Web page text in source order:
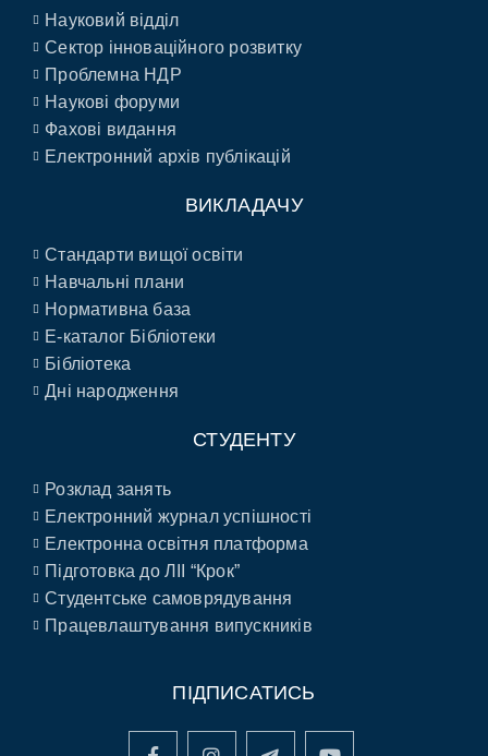
Науковий відділ
Сектор інноваційного розвитку
Проблемна НДР
Наукові форуми
Фахові видання
Електронний архів публікацій
ВИКЛАДАЧУ
Стандарти вищої освіти
Навчальні плани
Нормативна база
E-каталог Бібліотеки
Бібліотека
Дні народження
СТУДЕНТУ
Розклад занять
Електронний журнал успішності
Електронна освітня платформа
Підготовка до ЛІІ “Крок”
Студентське самоврядування
Працевлаштування випускників
ПІДПИСАТИСЬ